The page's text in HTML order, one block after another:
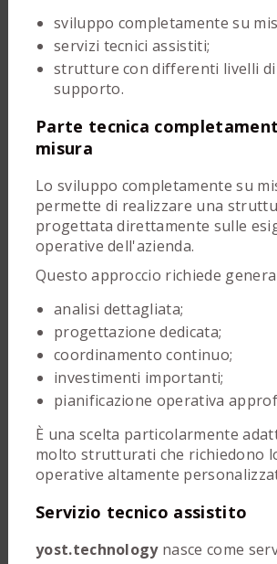
sviluppo completamente su
servizi tecnici assistiti;
strutture con differenti livelli di
supporto.
Parte tecnica
misura
Lo sviluppo completamente su
permette di realizzare una
progettata direttamente sulle
operative dell'azienda.
Questo approccio richiede
analisi dettagliata;
progettazione dedicata;
coordinamento continuo;
investimenti importanti;
pianificazione operativa
È una scelta particolarmente
molto strutturati che richiedono
operative altamente
Servizio tecnico assistito
yost.technologynasce come